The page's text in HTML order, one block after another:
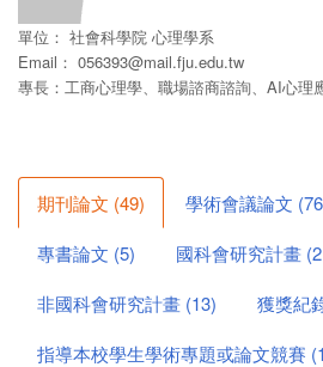
單位： 社會科學院 心理學系
Email： 056393@mail.fju.edu.tw
專長：工商心理學、職場諮商諮詢、AI心理
期刊論文 (49) 學術會議論文 (76
專書論文 (5) 國科會研究計畫 (
非國科會研究計畫 (13) 獲獎紀
指導本校學生學術專題或論文競賽 (1